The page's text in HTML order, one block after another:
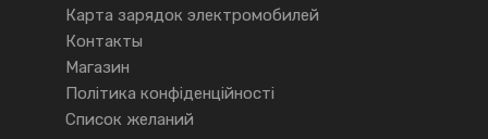
Карта зарядок электромобилей
Контакты
Магазин
Політика конфіденційності
Список желаний